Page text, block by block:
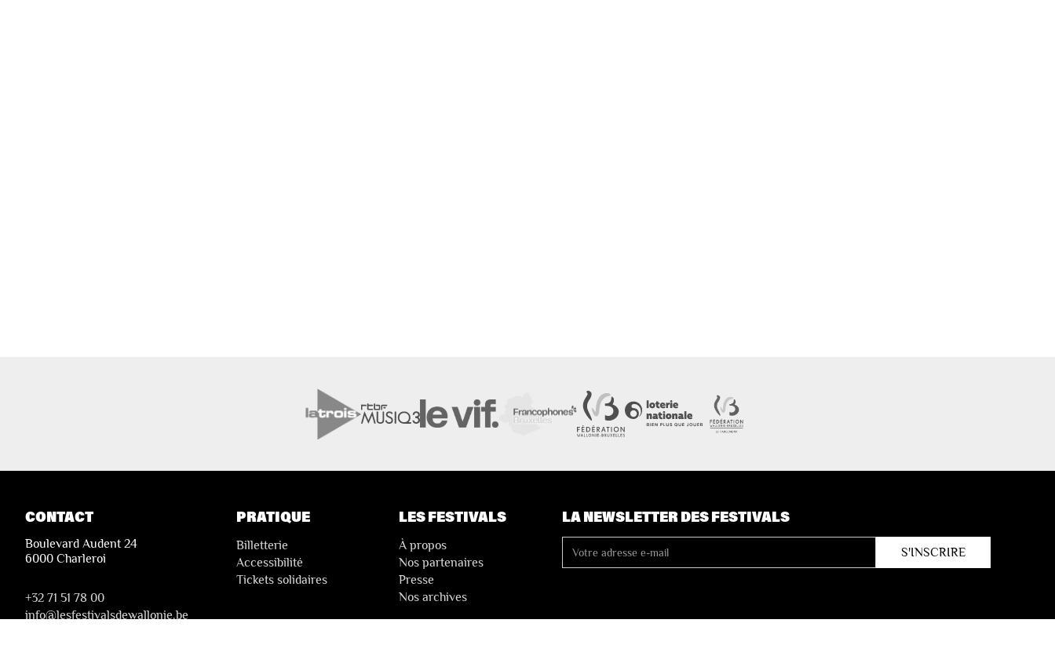
CONTACT
Boulevard Audent 24
6000 Charleroi
+32 71 51 78 00
info@lesfestivalsdewallonie.be
PRATIQUE
Billetterie
Accessibilité
Tickets solidaires
LES FESTIVALS
À propos
Nos partenaires
Presse
Nos archives
LA NEWSLETTER DES FESTIVALS